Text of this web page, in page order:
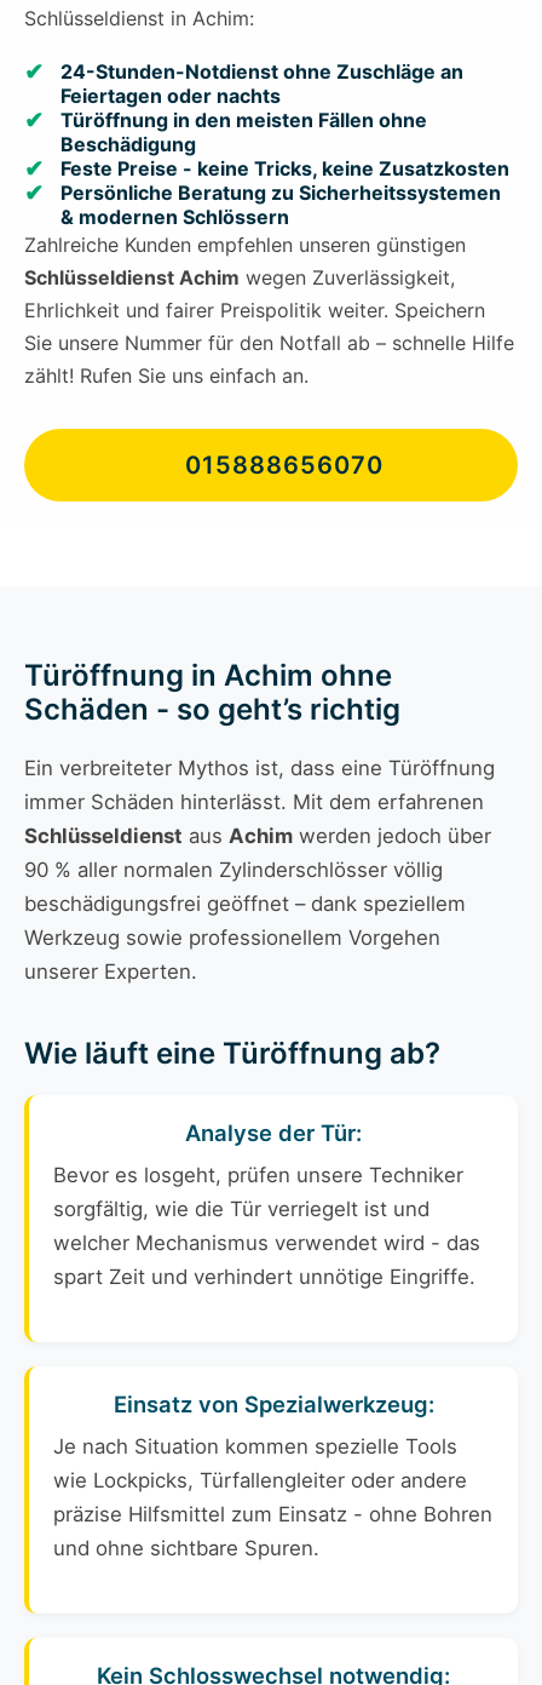
Schlüsseldienst in Achim:
24-Stunden-Notdienst ohne Zuschläge an
Feiertagen oder nachts
Türöffnung in den meisten Fällen ohne
Beschädigung
Feste Preise - keine Tricks, keine Zusatzkosten
Persönliche Beratung zu Sicherheitssystemen
& modernen Schlössern
Zahlreiche Kunden empfehlen unseren günstigen
Schlüsseldienst Achim wegen Zuverlässigkeit,
Ehrlichkeit und fairer Preispolitik weiter. Speichern
Sie unsere Nummer für den Notfall ab – schnelle Hilfe
zählt! Rufen Sie uns einfach an.
015888656070
Türöffnung in Achim ohne
Schäden - so geht’s richtig
Ein verbreiteter Mythos ist, dass eine Türöffnung
immer Schäden hinterlässt. Mit dem erfahrenen
Schlüsseldienst aus Achim werden jedoch über
90 % aller normalen Zylinderschlösser völlig
beschädigungsfrei geöffnet – dank speziellem
Werkzeug sowie professionellem Vorgehen
unserer Experten.
Wie läuft eine Türöffnung ab?
Analyse der Tür:
Bevor es losgeht, prüfen unsere Techniker
sorgfältig, wie die Tür verriegelt ist und
welcher Mechanismus verwendet wird - das
spart Zeit und verhindert unnötige Eingriffe.
Einsatz von Spezialwerkzeug:
Je nach Situation kommen spezielle Tools
wie Lockpicks, Türfallengleiter oder andere
präzise Hilfsmittel zum Einsatz - ohne Bohren
und ohne sichtbare Spuren.
Kein Schlosswechsel notwendig: